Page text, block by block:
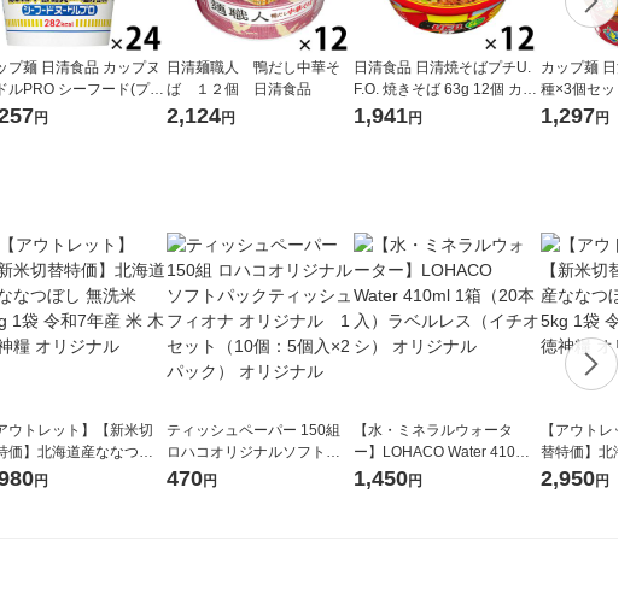
プ麺 日清食品 カップヌ
ルPRO シーフード(プ
たんぱく＆低糖質さら
円
日清麺職人 鴨だし中華そ
ば １２個 日清食品
2,124円
日清食品 日清焼そばプチU.
F.O. 焼きそば 63g 12個 カッ
プ麺ミニ カップ焼きそば
1,941円
カップ麺 日清
種×3個セット
品 うどん そば
1,297円
ウトレット】【新米切
価】北海道産ななつぼ
洗米 5kg 1袋 令和7年産
円
ティッシュペーパー 150組
ロハコオリジナルソフトパ
ックティッシュ フィオナ オ
470円
【水・ミネラルウォータ
ー】LOHACO Water 410ml
1箱（20本入）ラベルレス
1,450円
【アウトレッ
替特価】北海
し 精白米 5kg
2,950円